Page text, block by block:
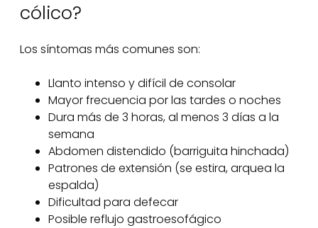
cólico?
Los síntomas más comunes son:
Llanto intenso y difícil de consolar
Mayor frecuencia por las tardes o noches
Dura más de 3 horas, al menos 3 días a la
semana
Abdomen distendido (barriguita hinchada)
Patrones de extensión (se estira, arquea la
espalda)
Dificultad para defecar
Posible reflujo gastroesofágico